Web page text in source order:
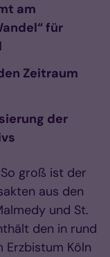
am
für
Zeitraum
der
groß ist der
aus den
und St.
den in rund
Erzbistum Köln